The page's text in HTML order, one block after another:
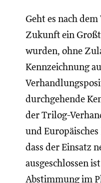
Geht es nach
Zukunft ein
wurden, ohne
Kennzeichnung
durchgehende
der Trilog-
und
dass der Einsatz
ausgeschlossen
Abstimmung im